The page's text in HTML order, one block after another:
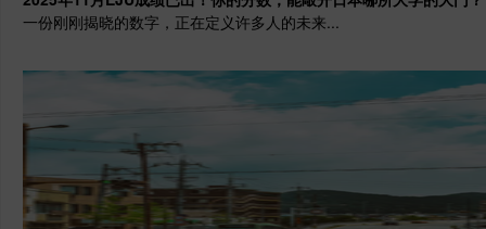
一份刚刚揭晓的数字，正在定义许多人的未来...